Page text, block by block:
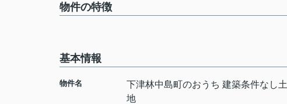
物件の特徴
基本情報
物件名
下津林中島町のおうち 建築条件なし土
地